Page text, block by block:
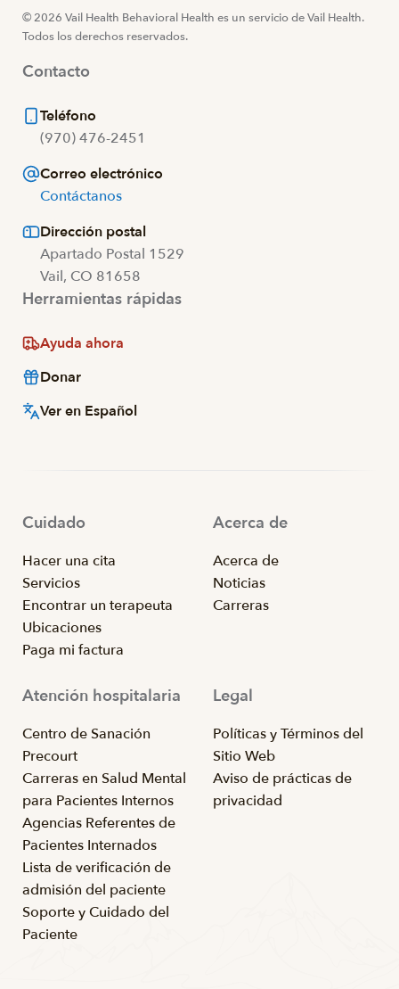
© 2026 Vail Health Behavioral Health es un servicio de Vail Health.
Todos los derechos reservados.
Contacto
Teléfono
(970) 476-2451
Correo electrónico
Contáctanos
Dirección postal
Apartado Postal 1529
Vail, CO 81658
Herramientas rápidas
Ayuda ahora
Donar
Ver en Español
Cuidado
Hacer una cita
Servicios
Encontrar un terapeuta
Ubicaciones
Paga mi factura
Acerca de
Acerca de
Noticias
Carreras
Atención hospitalaria
Centro de Sanación
Precourt
Carreras en Salud Mental
para Pacientes Internos
Agencias Referentes de
Pacientes Internados
Lista de verificación de
admisión del paciente
Soporte y Cuidado del
Paciente
Legal
Políticas y Términos del
Sitio Web
Aviso de prácticas de
privacidad